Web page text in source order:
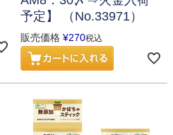
予定】 （No.33971）
販売価格 ¥270税込